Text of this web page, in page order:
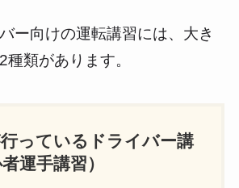
ー向けの運転講習には、大き
種類があります。
っているドライバー講
運手講習）